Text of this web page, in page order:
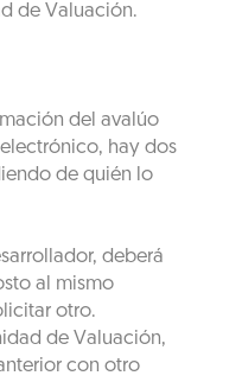
de Valuación.
del avalúo
hay dos
de quién lo
deberá
al mismo
otro.
de Valuación,
con otro